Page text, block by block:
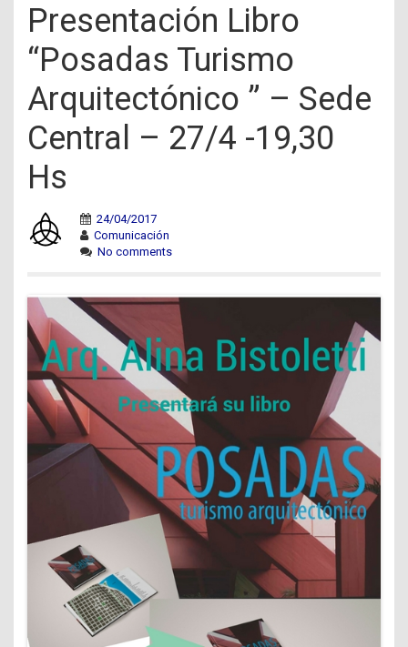
Presentación Libro
“Posadas Turismo
Arquitectónico ” – Sede
Central – 27/4 -19,30
Hs
24/04/2017
Comunicación
No comments